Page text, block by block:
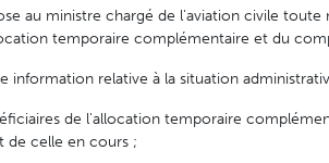
au ministre chargé de l'aviation civile
temporaire complémentaire et du
information relative à la situation
de l'allocation temporaire
de celle en cours ;